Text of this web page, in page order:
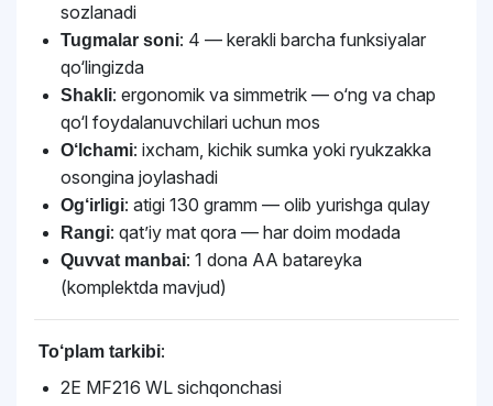
sozlanadi
Tugmalar soni: 4 — kerakli barcha funksiyalar
qo‘lingizda
Shakli: ergonomik va simmetrik — o‘ng va chap
qo‘l foydalanuvchilari uchun mos
O‘lchami: ixcham, kichik sumka yoki ryukzakka
osongina joylashadi
Og‘irligi: atigi 130 gramm — olib yurishga qulay
Rangi: qat’iy mat qora — har doim modada
Quvvat manbai: 1 dona AA batareyka
(komplektda mavjud)
To‘plam tarkibi:
2E MF216 WL sichqonchasi